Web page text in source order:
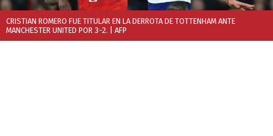
CRISTIAN ROMERO FUE TITULAR EN LA DERROTA DE TOTTENHAM ANTE
MANCHESTER UNITED POR 3-2. | AFP